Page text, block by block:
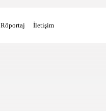
Röportaj İletişim